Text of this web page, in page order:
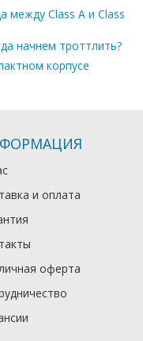
между Class A и Class
начнем троттлить?
корпусе
и оплата
оферта